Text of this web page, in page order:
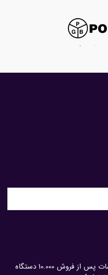
خرید، گارانتی و خدمات پس از فروش 10.000 دستگاه